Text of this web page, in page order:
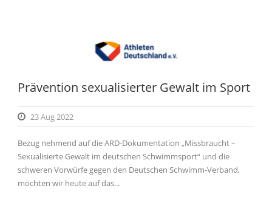
Prävention sexualisierter Gewalt im Sport
23 Aug 2022
Bezug nehmend auf die ARD-Dokumentation „Missbraucht –
Sexualisierte Gewalt im deutschen Schwimmsport“ und die
schweren Vorwürfe gegen den Deutschen Schwimm-Verband,
möchten wir heute auf das...